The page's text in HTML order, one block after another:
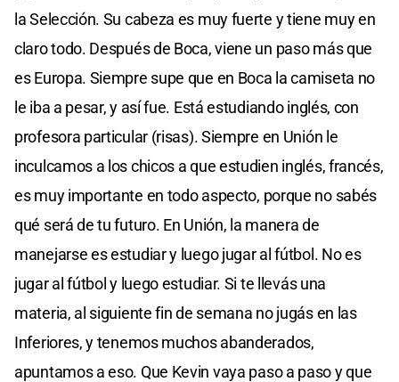
la Selección. Su cabeza es muy fuerte y tiene muy en
claro todo. Después de Boca, viene un paso más que
es Europa. Siempre supe que en Boca la camiseta no
le iba a pesar, y así fue. Está estudiando inglés, con
profesora particular (risas). Siempre en Unión le
inculcamos a los chicos a que estudien inglés, francés,
es muy importante en todo aspecto, porque no sabés
qué será de tu futuro. En Unión, la manera de
manejarse es estudiar y luego jugar al fútbol. No es
jugar al fútbol y luego estudiar. Si te llevás una
materia, al siguiente fin de semana no jugás en las
Inferiores, y tenemos muchos abanderados,
apuntamos a eso. Que Kevin vaya paso a paso y que